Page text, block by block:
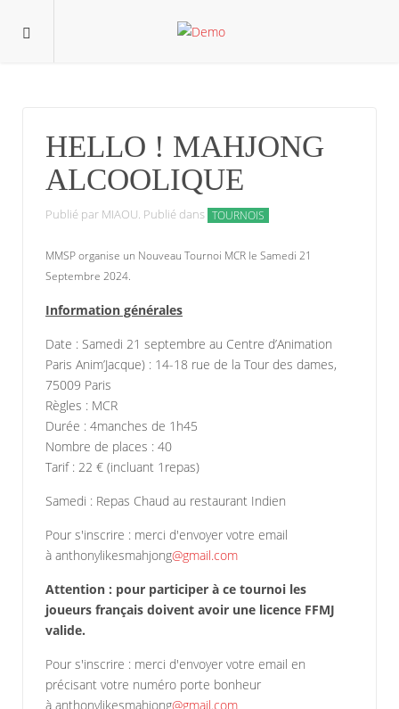
HELLO ! MAHJONG
ALCOOLIQUE
Publié par MIAOU. Publié dans TOURNOIS
MMSP organise un Nouveau Tournoi MCR le Samedi 21
Septembre 2024.
Information générales
Date : Samedi 21 septembre au Centre d’Animation
Paris Anim’Jacque) : 14-18 rue de la Tour des dames,
75009 Paris
Règles : MCR
Durée : 4manches de 1h45
Nombre de places : 40
Tarif : 22 € (incluant 1repas)
Samedi : Repas Chaud au restaurant Indien
Pour s'inscrire : merci d'envoyer votre email
à anthonylikesmahjong@gmail.com
Attention : pour participer à ce tournoi les
joueurs français doivent avoir une licence FFMJ
valide.
Pour s'inscrire : merci d'envoyer votre email en
précisant votre numéro porte bonheur
à anthonylikesmahjong@gmail.com